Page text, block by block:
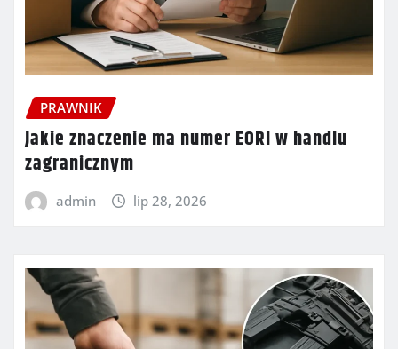
PRAWNIK
Jakie znaczenie ma numer EORI w handlu
zagranicznym
admin lip 28, 2026